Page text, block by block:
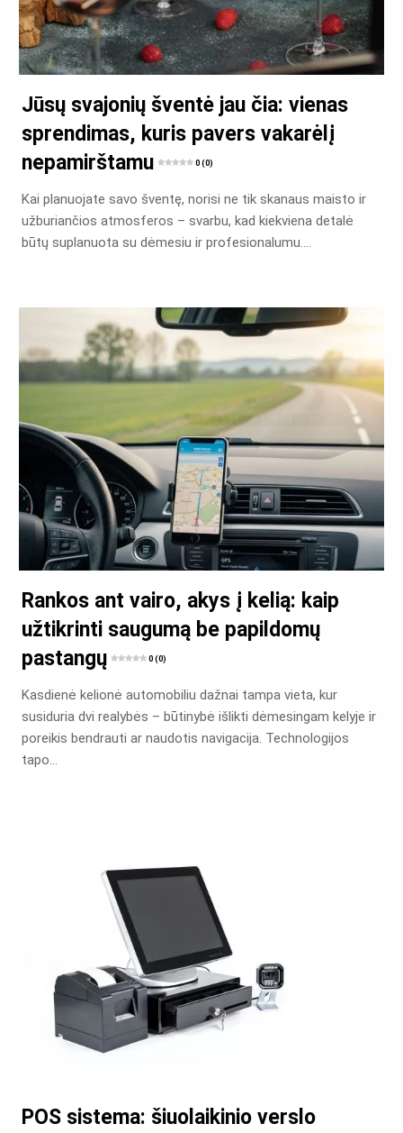
Jūsų svajonių šventė jau čia: vienas
sprendimas, kuris pavers vakarėlį
nepamirštamu
0 (0)
Kai planuojate savo šventę, norisi ne tik skanaus maisto ir
užburiančios atmosferos – svarbu, kad kiekviena detalė
būtų suplanuota su dėmesiu ir profesionalumu….
Rankos ant vairo, akys į kelią: kaip
užtikrinti saugumą be papildomų
pastangų
0 (0)
Kasdienė kelionė automobiliu dažnai tampa vieta, kur
susiduria dvi realybės – būtinybė išlikti dėmesingam kelyje ir
poreikis bendrauti ar naudotis navigacija. Technologijos
tapo…
POS sistema: šiuolaikinio verslo